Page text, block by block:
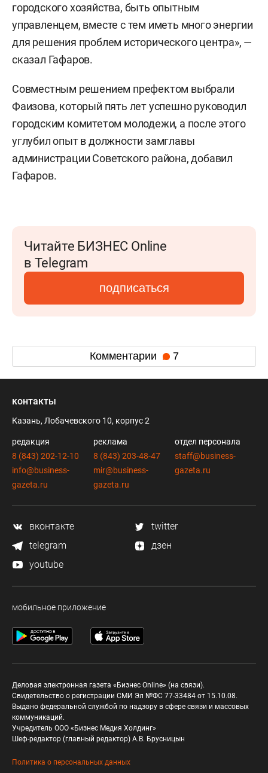
городского хозяйства, быть опытным
управленцем, вместе с тем иметь много энергии
для решения проблем исторического центра», —
сказал Гафаров.
Совместным решением префектом выбрали
Фаизова, который пять лет успешно руководил
городским комитетом молодежи, а после этого
углубил опыт в должности замглавы
администрации Советского района, добавил
Гафаров.
Читайте БИЗНЕС Online
в Telegram
подписаться
Комментарии 7
контакты
Казань, Лобачевского 10, корпус 2
редакция
8 (843) 202-12-10
info@business-
gazeta.ru
реклама
8 (843) 203-48-47
mir@business-
gazeta.ru
отдел персонала
staff@business-
gazeta.ru
вконтакте
twitter
telegram
дзен
youtube
мобильное приложение
Деловая электронная газета «Бизнес Online» (на связи).
Свидетельство о регистрации СМИ Эл №ФС 77-33484 от 15.10.08.
Выдано федеральной службой по надзору в сфере связи и массовых
коммуникаций.
Учредитель ООО «Бизнес Медия Холдинг»
Шеф-редактор (главный редактор) А.В. Брусницын
Политика о персональных данных